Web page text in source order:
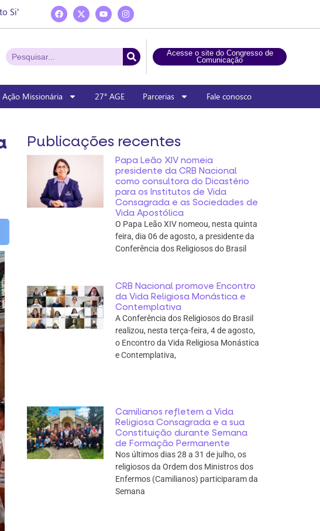
Si’
Acesse o site do Congresso de
Comunicação
Ação Missionária 27° AGE Parcerias Fale conosco
Publicações recentes
Papa Leão XIV nomeia
presidente da CRB Nacional
como consultora do Dicastério
para os Institutos de Vida
Consagrada e as Sociedades de
Vida Apostólica
O Papa Leão XIV nomeou, nesta quinta
feira, dia 06 de agosto, a presidente da
Conferência dos Religiosos do Brasil
CRB Nacional promove Encontro
da Vida Religiosa Monástica e
Contemplativa
A Conferência dos Religiosos do Brasil
realizou, nesta terça-feira, 4 de agosto,
o Encontro da Vida Religiosa Monástica
e Contemplativa,
Camilianos refletem a Vida
Religiosa Consagrada e a sua
Constituição durante Semana
de Formação Permanente
Nos últimos dias 28 a 31 de julho, os
religiosos da Ordem dos Ministros dos
Enfermos (Camilianos) participaram da
Semana